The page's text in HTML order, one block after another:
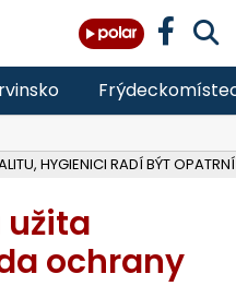
HYGIENICI RADÍ BÝT OPATRNÍ
užita
ochrany